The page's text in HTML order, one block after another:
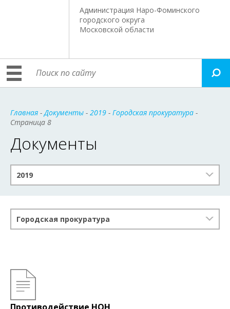
Администрация Наро-Фоминского
городского округа
Московской области
Главная -Документы - 2019 - Городская прокуратура -
Страница 8
Документы
2019
Городская прокуратура